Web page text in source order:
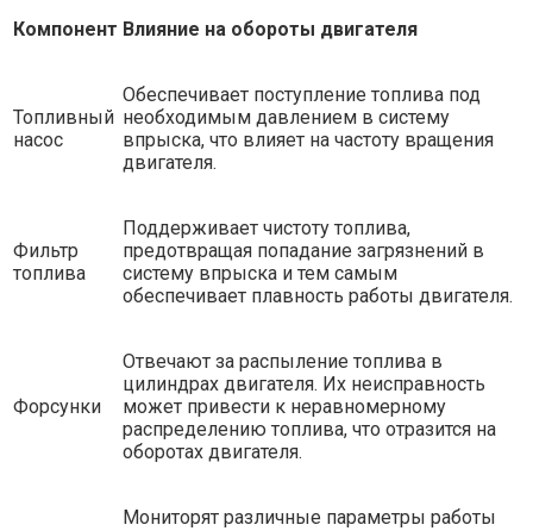
Компонент Влияние на обороты двигателя
Топливный
насос
Обеспечивает поступление топлива под
необходимым давлением в систему
впрыска, что влияет на частоту вращения
двигателя.
Фильтр
топлива
Поддерживает чистоту топлива,
предотвращая попадание загрязнений в
систему впрыска и тем самым
обеспечивает плавность работы двигателя.
Форсунки
Отвечают за распыление топлива в
цилиндрах двигателя. Их неисправность
может привести к неравномерному
распределению топлива, что отразится на
оборотах двигателя.
Мониторят различные параметры работы